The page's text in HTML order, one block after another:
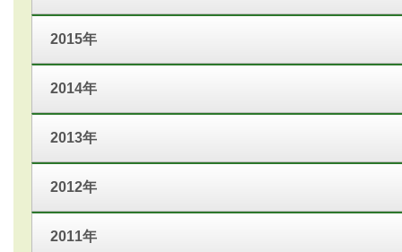
2015年
2014年
2013年
2012年
2011年